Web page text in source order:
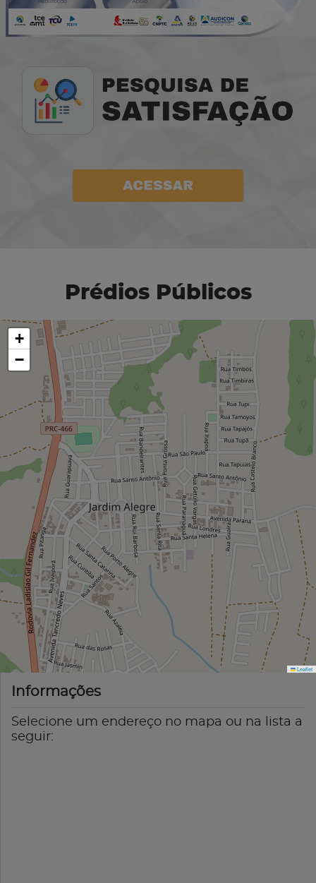
Prédios Públicos
+
−
Leaflet
Informações
Selecione um endereço no mapa ou na lista a
seguir: